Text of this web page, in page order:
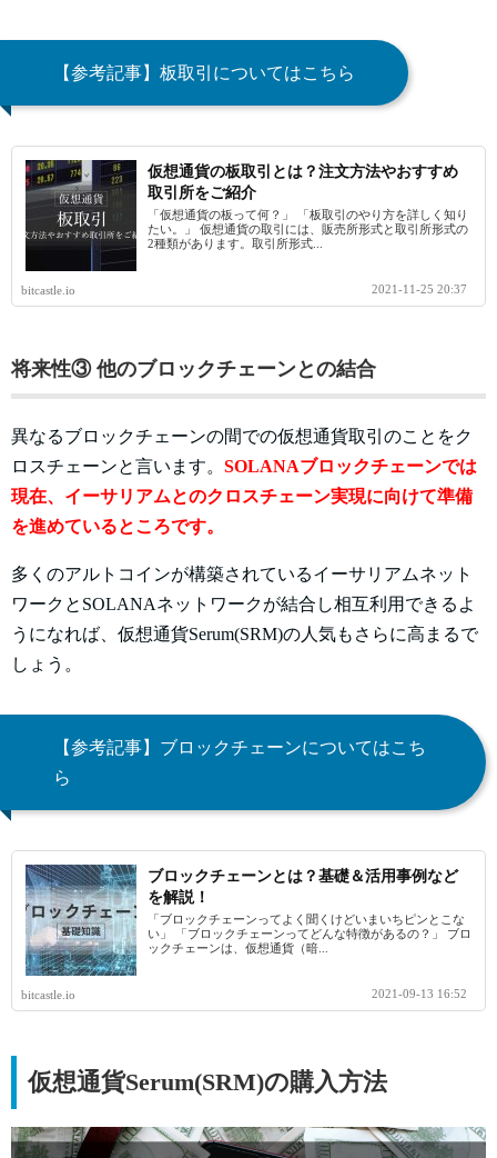
【参考記事】板取引についてはこちら
仮想通貨の板取引とは？注文方法やおすすめ
取引所をご紹介
「仮想通貨の板って何？」 「板取引のやり方を詳しく知り
たい。」 仮想通貨の取引には、販売所形式と取引所形式の
2種類があります。取引所形式...
bitcastle.io 2021-11-25 20:37
将来性③ 他のブロックチェーンとの結合
異なるブロックチェーンの間での仮想通貨取引のことをク
ロスチェーンと言います。 SOLANAブロックチェーンでは
現在、イーサリアムとのクロスチェーン実現に向けて準備
を進めているところです。
多くのアルトコインが構築されているイーサリアムネット
ワークとSOLANAネットワークが結合し相互利用できるよ
うになれば、仮想通貨Serum(SRM)の人気もさらに高まるで
しょう。
【参考記事】ブロックチェーンについてはこち
ら
ブロックチェーンとは？基礎＆活用事例など
を解説！
「ブロックチェーンってよく聞くけどいまいちピンとこな
い」 「ブロックチェーンってどんな特徴があるの？」 ブロ
ックチェーンは、仮想通貨（暗...
bitcastle.io 2021-09-13 16:52
仮想通貨Serum(SRM)の購入方法